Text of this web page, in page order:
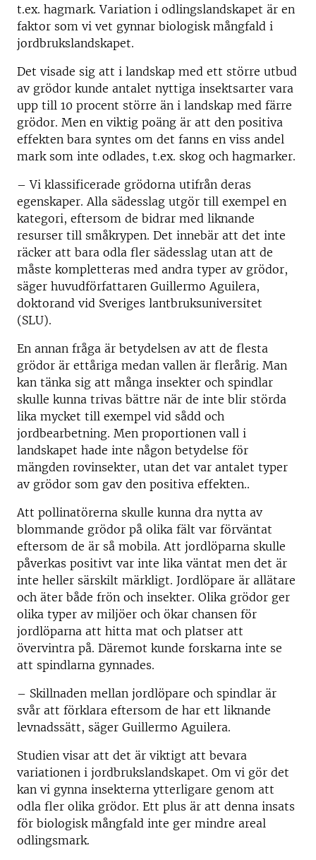
t.ex. hagmark. Variation i odlingslandskapet är en
faktor som vi vet gynnar biologisk mångfald i
jordbrukslandskapet.
Det visade sig att i landskap med ett större utbud
av grödor kunde antalet nyttiga insektsarter vara
upp till 10 procent större än i landskap med färre
grödor. Men en viktig poäng är att den positiva
effekten bara syntes om det fanns en viss andel
mark som inte odlades, t.ex. skog och hagmarker.
– Vi klassificerade grödorna utifrån deras
egenskaper. Alla sädesslag utgör till exempel en
kategori, eftersom de bidrar med liknande
resurser till småkrypen. Det innebär att det inte
räcker att bara odla fler sädesslag utan att de
måste kompletteras med andra typer av grödor,
säger huvudförfattaren Guillermo Aguilera,
doktorand vid Sveriges lantbruksuniversitet
(SLU).
En annan fråga är betydelsen av att de flesta
grödor är ettåriga medan vallen är flerårig. Man
kan tänka sig att många insekter och spindlar
skulle kunna trivas bättre när de inte blir störda
lika mycket till exempel vid sådd och
jordbearbetning. Men proportionen vall i
landskapet hade inte någon betydelse för
mängden rovinsekter, utan det var antalet typer
av grödor som gav den positiva effekten..
Att pollinatörerna skulle kunna dra nytta av
blommande grödor på olika fält var förväntat
eftersom de är så mobila. Att jordlöparna skulle
påverkas positivt var inte lika väntat men det är
inte heller särskilt märkligt. Jordlöpare är allätare
och äter både frön och insekter. Olika grödor ger
olika typer av miljöer och ökar chansen för
jordlöparna att hitta mat och platser att
övervintra på. Däremot kunde forskarna inte se
att spindlarna gynnades.
– Skillnaden mellan jordlöpare och spindlar är
svår att förklara eftersom de har ett liknande
levnadssätt, säger Guillermo Aguilera.
Studien visar att det är viktigt att bevara
variationen i jordbrukslandskapet. Om vi gör det
kan vi gynna insekterna ytterligare genom att
odla fler olika grödor. Ett plus är att denna insats
för biologisk mångfald inte ger mindre areal
odlingsmark.